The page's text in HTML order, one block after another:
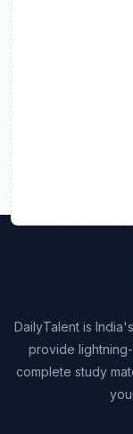
DailyTalent is
provide
complete study